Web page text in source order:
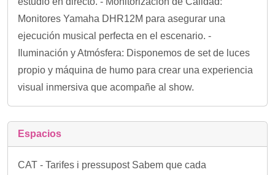
Monitores Yamaha DHR12M para asegurar una
ejecución musical perfecta en el escenario. -
Iluminación y Atmósfera: Disponemos de set de luces
propio y máquina de humo para crear una experiencia
visual inmersiva que acompañe al show.
Espacios
CAT - Tarifes i pressupost Sabem que cada